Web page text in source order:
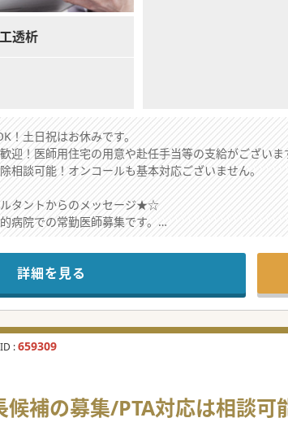
透析
！土日祝はお休みです。
迎！医師用住宅の用意や赴任手当等の支給がございま
相談可能！オンコールも基本対応ございません。
タントからのメッセージ★☆
病院での常勤医師募集です。
にご興味のある方にはうってつけの環境がございます
ご勤務環境で福利厚生も充実をしております。
いましたらお気軽にお問合せくださいませ。
詳細を見る
:659309
候補の募集/PTA対応は相談